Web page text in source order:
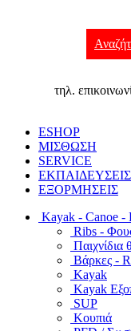
τηλ.
ESHOP
ΜΙΣΘΩΣΗ
SERVICE
ΕΚΠΑΙΔΕΥΣΕΙΣ
ΕΞΟΡΜΗΣΕΙΣ
Kayak - Canoe -
Ribs -
Παιχνίδια
Βάρκες -
Kayak
Kayak
SUP
Κουπιά